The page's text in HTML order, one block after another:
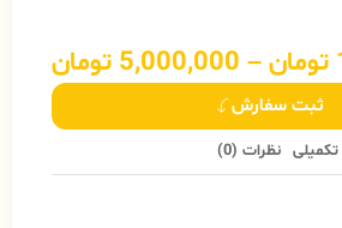
تومان –
5,000,000 تومان
ثبت سفارش
نظرات (0)